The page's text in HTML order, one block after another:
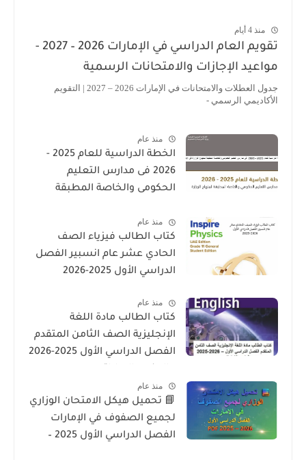
منذ 4 أيام
تقويم العام الدراسي في الإمارات 2026 – 2027 -
مواعيد الإجازات والامتحانات الرسمية
جدول العطلات والامتحانات في الإمارات 2026 – 2027 | التقويم
الأكاديمي الرسمي -
منذ عام
الخطة الدراسية للعام 2025 -
2026 فى مدارس التعليم
الحكومى والخاصة المطبقة
منذ عام
كتاب الطالب فيزياء الصف
الحادي عشر عام انسبير الفصل
الدراسي الأول 2025-2026
منذ عام
كتاب الطالب مادة اللغة
الإنجليزية الصف الثامن المتقدم
الفصل الدراسي الأول 2025-2026
منذ عام
📘 تحميل هيكل الامتحان الوزاري
لجميع الصفوف في الإمارات
الفصل الدراسي الأول 2025 –